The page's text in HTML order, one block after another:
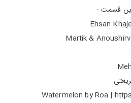
قسمت :
6.Watermelon by Roa |